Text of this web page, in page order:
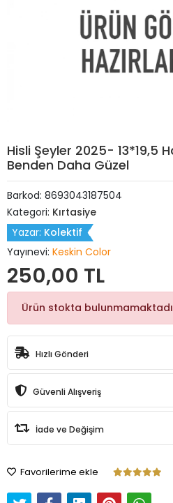
Hisli Şeyler 2025- 13*19,5
Benden Daha Güzel
Barkod: 8693043187504
Kategori: Kırtasiye
Yazar: Kolektif
Yayınevi: Keskin Color
250,00 TL
Ürün stokta
Hızlı Gönderi
Güvenli Alışveriş
İade ve Değişim
Favorilerime ekle